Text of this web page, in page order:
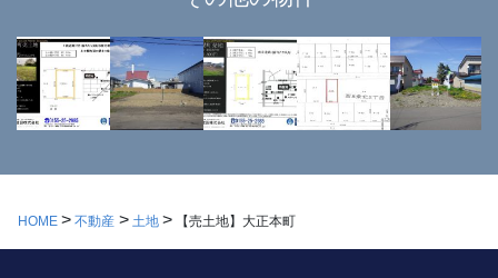
HOME 不動産 土地 【売土地】大正本町